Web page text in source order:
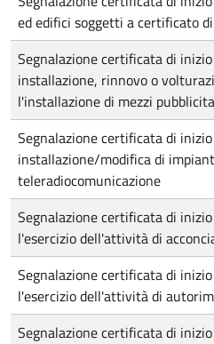
ed edifici soggetti a certificato
Segnalazione certificata di
installazione, rinnovo o
l'installazione di mezzi
Segnalazione certificata di
installazione/modifica di
teleradiocomunicazione
Segnalazione certificata di
l'esercizio dell'attività di
Segnalazione certificata di
l'esercizio dell'attività di
Segnalazione certificata di